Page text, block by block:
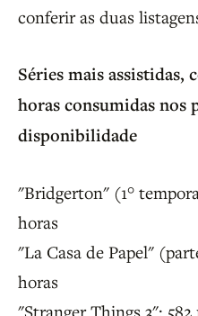
conferir as duas
Séries mais assistidas,
horas consumidas nos
disponibilidade
"Bridgerton" (1°
horas
"La Casa de Papel"
horas
"Stranger Things 3":